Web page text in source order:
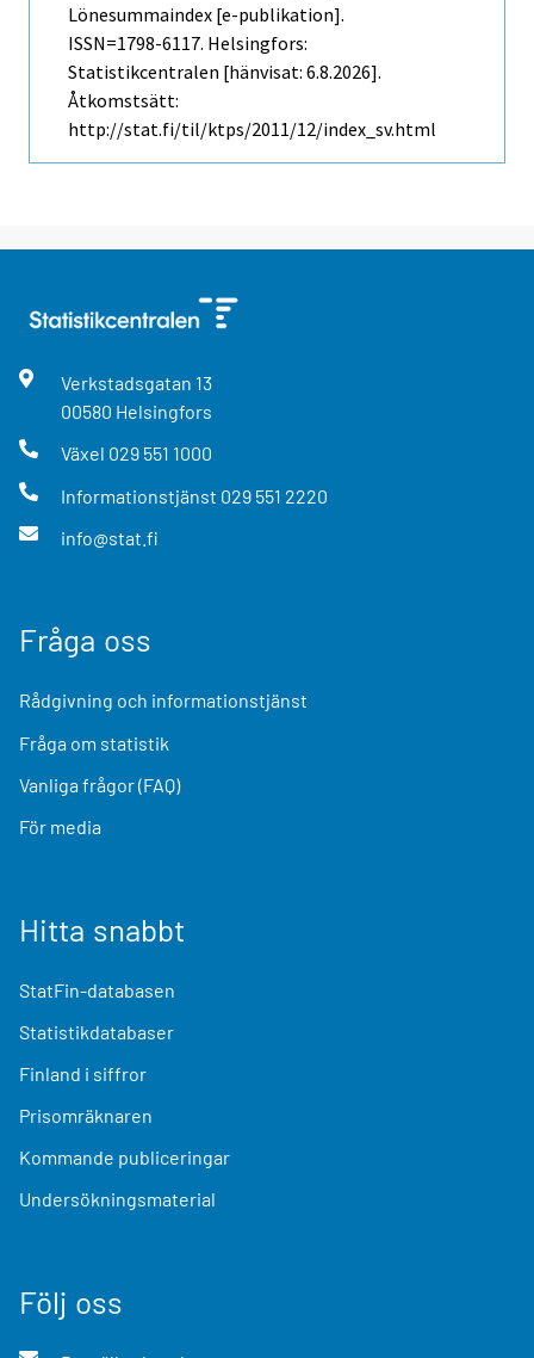
Lönesummaindex [e-publikation].
ISSN=1798-6117. Helsingfors:
Statistikcentralen [hänvisat: 6.8.2026].
Åtkomstsätt:
http://stat.fi/til/ktps/2011/12/index_sv.html
Verkstadsgatan 13
00580 Helsingfors
Växel 029 551 1000
Informationstjänst 029 551 2220
info@stat.fi
Fråga oss
Rådgivning och informationstjänst
Fråga om statistik
Vanliga frågor (FAQ)
För media
Hitta snabbt
StatFin-databasen
Statistikdatabaser
Finland i siffror
Prisomräknaren
Kommande publiceringar
Undersökningsmaterial
Följ oss